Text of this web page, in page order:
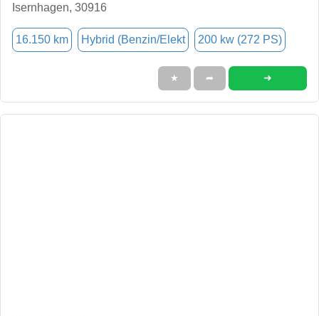
Isernhagen, 30916
16.150 km Hybrid (Benzin/Elekt 200 kw (272 PS)
★ ➦ ➜